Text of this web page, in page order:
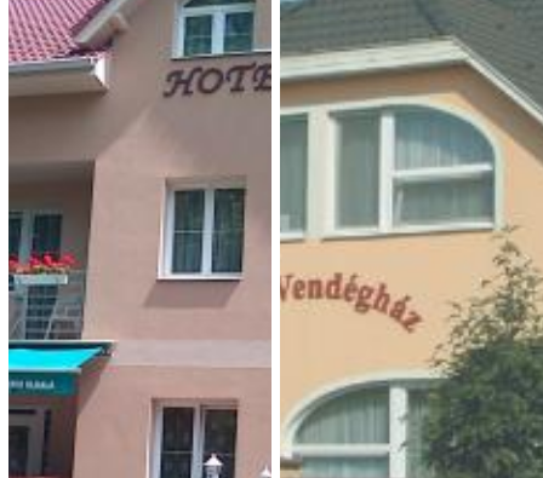
Puskás Panzió
4 000 Ft (fő / éj-től)
4200 Hajdúszoboszló, Hősök
tere 19.
Típusa: • SZÉP-kártya:
• Klíma:
• WIFI:
•
Kutyabarát:
Megnézem
Média Apartmanház
3 000 Ft (fő / éj-től)
4200 Hajdúszoboszló, Pávai
Vajna u 9
Típusa: apartmanok •
• Klíma:
• WIFI:
•
Férőhely: 25
Megnézem